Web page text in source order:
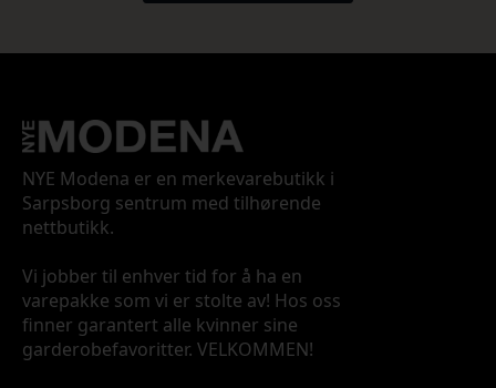
NYE Modena er en merkevarebutikk i
Sarpsborg sentrum med tilhørende
nettbutikk.
Vi jobber til enhver tid for å ha en
varepakke som vi er stolte av! Hos oss
finner garantert alle kvinner sine
garderobefavoritter. VELKOMMEN!